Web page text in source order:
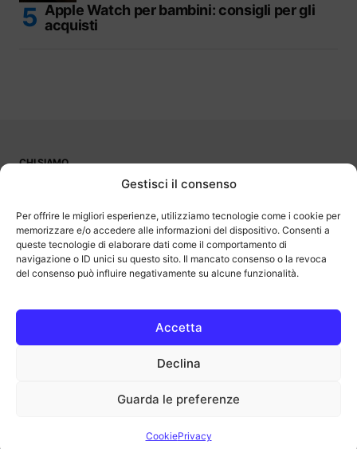
Gestisci il consenso
Per offrire le migliori esperienze, utilizziamo tecnologie come i cookie per
memorizzare e/o accedere alle informazioni del dispositivo. Consenti a
queste tecnologie di elaborare dati come il comportamento di
navigazione o ID unici su questo sito. Il mancato consenso o la revoca
del consenso può influire negativamente su alcune funzionalità.
Accetta
Declina
Guarda le preferenze
CookiePrivacy
Apple Watch per bambini: consigli per gli
acquisti
CHI SIAMO
OutOfBit
programma di affiliazione che consente ai siti di percepire una
commissione pubblicitaria pubblicizzando e fornendo link al sito
Amazon.it. Amazon e il logo Amazon sono marchi registrati di
Amazon.com, Inc. o delle sue affiliate.
COPYRIGHT © 2013-2025 OUTOFBIT P.IVA 04140830243, TUTTI I
outofbit.it@gmail.com | outofbit@pec.it
Note legali